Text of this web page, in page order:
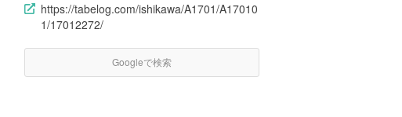
https://tabelog.com/ishikawa/A1701/A17010
1/17012272/
Googleで検索